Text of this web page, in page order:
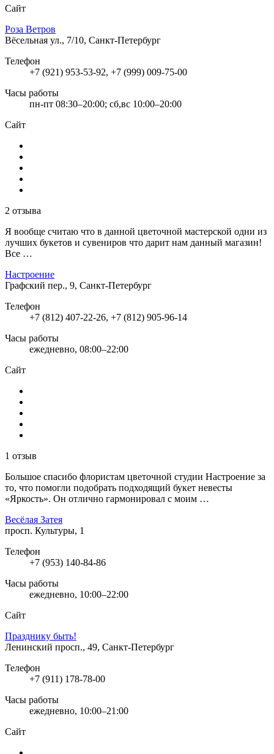
Сайт
Роза Ветров
Вёсельная ул., 7/10, Санкт-Петербург
Телефон
+7 (921) 953-53-92, +7 (999) 009-75-00
Часы работы
пн-пт 08:30–20:00; сб,вс 10:00–20:00
Сайт
2 отзыва
Я вообще считаю что в данной цветочной мастерской одни из
лучших букетов и сувениров что дарит нам данный магазин!
Все …
Настроение
Графский пер., 9, Санкт-Петербург
Телефон
+7 (812) 407-22-26, +7 (812) 905-96-14
Часы работы
ежедневно, 08:00–22:00
Сайт
1 отзыв
Большое спасибо флористам цветочной студии Настроение за
то, что помогли подобрать подходящий букет невесты
«Яркость». Он отлично гармонировал с моим …
Весёлая Затея
просп. Культуры, 1
Телефон
+7 (953) 140-84-86
Часы работы
ежедневно, 10:00–22:00
Сайт
Празднику быть!
Ленинский просп., 49, Санкт-Петербург
Телефон
+7 (911) 178-78-00
Часы работы
ежедневно, 10:00–21:00
Сайт